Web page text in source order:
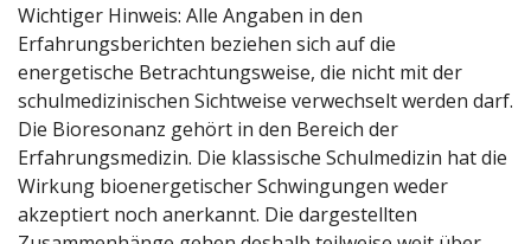
Wichtiger Hinweis: Alle Angaben in den
Erfahrungsberichten beziehen sich auf die
energetische Betrachtungsweise, die nicht mit der
schulmedizinischen Sichtweise verwechselt werden darf.
Die Bioresonanz gehört in den Bereich der
Erfahrungsmedizin. Die klassische Schulmedizin hat die
Wirkung bioenergetischer Schwingungen weder
akzeptiert noch anerkannt. Die dargestellten